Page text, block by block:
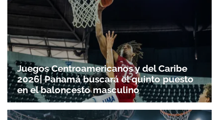
Juegos Centroamericanos y del Caribe
2026| Panamá buscará el quinto puesto
en el baloncesto masculino